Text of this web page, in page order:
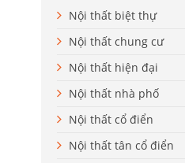
Nội thất biệt thự
Nội thất chung cư
Nội thất hiện đại
Nội thất nhà phố
Nội thất cổ điển
Nội thất tân cổ điển